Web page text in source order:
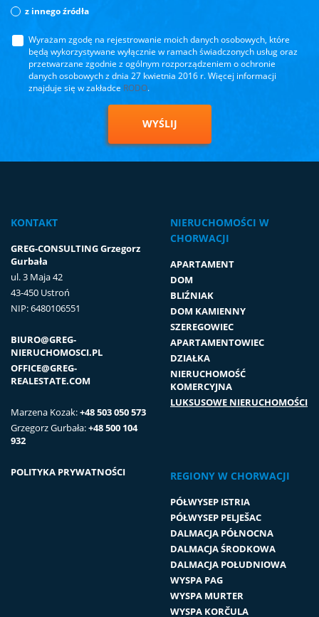
z innego źródła
Wyrażam zgodę na rejestrowanie moich danych osobowych, które
będą wykorzystywane wyłącznie w ramach świadczonych usług oraz
przetwarzane zgodnie z ogólnym rozporządzeniem o ochronie
danych osobowych z dnia 27 kwietnia 2016 r. Więcej informacji
znajduje się w zakładce RODO.
WYŚLIJ
KONTAKT
GREG-CONSULTING Grzegorz
Gurbała
ul. 3 Maja 42
43-450 Ustroń
NIP: 6480106551
BIURO@GREG-
NIERUCHOMOSCI.PL
OFFICE@GREG-
REALESTATE.COM
Marzena Kozak:+48 503 050 573
Grzegorz Gurbała:+48 500 104
932
POLITYKA PRYWATNOŚCI
NIERUCHOMOŚCI W
CHORWACJI
APARTAMENT
DOM
BLIŹNIAK
DOM KAMIENNY
SZEREGOWIEC
APARTAMENTOWIEC
DZIAŁKA
NIERUCHOMOŚĆ
KOMERCYJNA
LUKSUSOWE NIERUCHOMOŚCI
REGIONY W CHORWACJI
PÓŁWYSEP ISTRIA
PÓŁWYSEP PELJEŠAC
DALMACJA PÓŁNOCNA
DALMACJA ŚRODKOWA
DALMACJA POŁUDNIOWA
WYSPA PAG
WYSPA MURTER
WYSPA KORČULA